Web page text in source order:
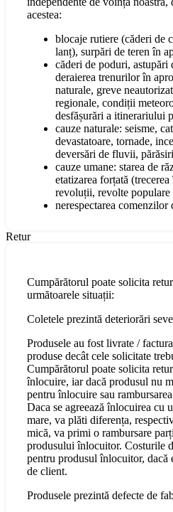
acestea:
blocaje rutiere (căderi de
lanț), surpări de teren în
căderi de poduri, astupări
deraierea trenurilor în
naturale, greve
regionale, condiții
desfășurări a itinerariului
cauze naturale: seisme,
devastatoare, tornade,
deversări de fluvii,
cauze umane: starea de
etatizarea forțată
revoluții, revolte populare
nerespectarea
Retur
Cumpărătorul poate solicita
următoarele situații:
Coletele prezintă deteriorări
Produsele au fost livrate /
produse decât cele solicitate
Cumpărătorul poate solicita
înlocuire, iar dacă produsul nu
pentru înlocuire sau
Daca se agreează înlocuirea cu
mare, va plăti diferența,
mică, va primi o rambursare
produsului înlocuitor. Costurile
pentru produsul înlocuitor, dacă
de client.
Produsele prezintă defecte de